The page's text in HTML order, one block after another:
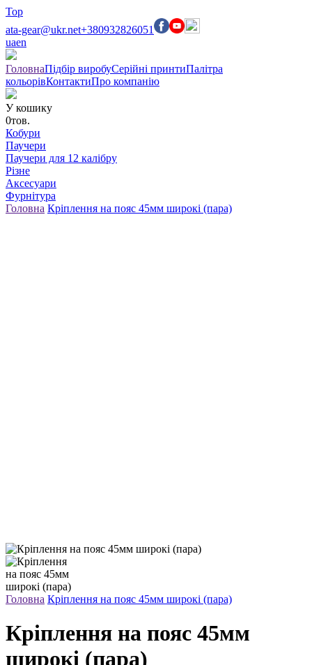
Top
ata-gear@ukr.net+380932826051
uaen
ГоловнаПідбір виробуСерійні принтиПалітра
кольорівКонтактиПро компанію
У кошику
0тов.
Кобури
Паучери
Паучери для 12 калібру
Різне
Аксесуари
Фурнітура
Головна Кріплення на пояс 45мм широкі (пара)
Головна Кріплення на пояс 45мм широкі (пара)
Кріплення на пояс 45мм
широкі (пара)